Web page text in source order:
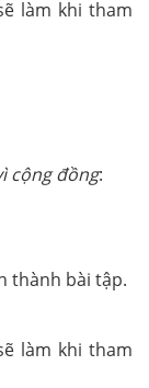
làm khi tham
cộng đồng:
thành bài tập.
làm khi tham